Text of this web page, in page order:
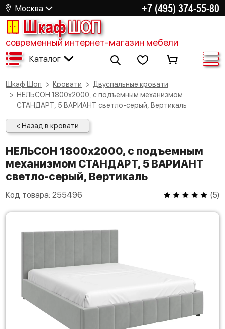
Москва +7 (495) 374-55-80
ШкафШОП
современный интернет-магазин мебели
Каталог
Шкаф Шоп Кровати
Двуспальные кровати
НЕЛЬСОН 1800х2000, с подъемным механизмом
СТАНДАРТ, 5 ВАРИАНТ светло-серый, Вертикаль
< Назад в кровати
НЕЛЬСОН 1800х2000, с подъемным
механизмом СТАНДАРТ, 5 ВАРИАНТ
светло-серый, Вертикаль
Код товара: 255496 (5)